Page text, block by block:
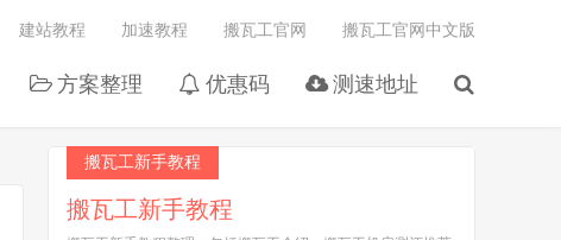
方案整理 优惠码 测速地址
建站教程 加速教程 搬瓦工官网 搬瓦工官网中文版
搬瓦工新手教程
搬瓦工新手教程